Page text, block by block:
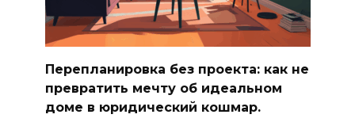
Перепланировка без проекта: как не
превратить мечту об идеальном
доме в юридический кошмар.